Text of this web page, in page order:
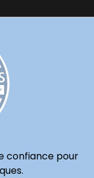
confiance pour